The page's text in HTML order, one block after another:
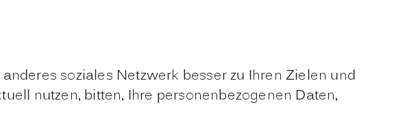
soziales Netzwerk besser zu Ihren Zielen und
nutzen, bitten, Ihre personenbezogenen Daten,